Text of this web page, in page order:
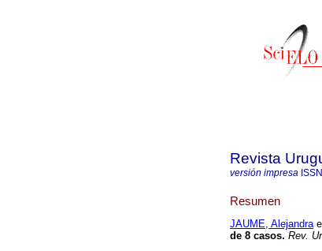
Revista
versión impresa ISSN
Resumen
JAUME, Alejandra
de 8 casos. Rev.